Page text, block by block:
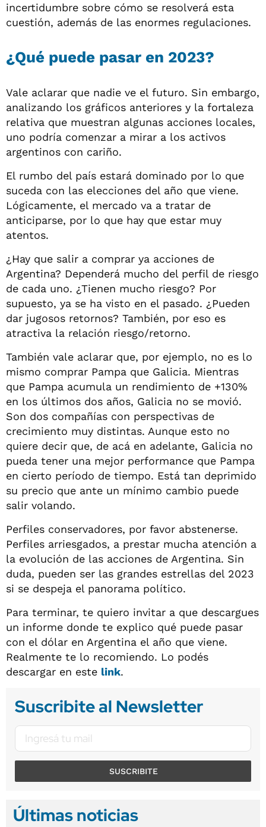
incertidumbre sobre cómo se resolverá esta
cuestión, además de las enormes regulaciones.
¿Qué puede pasar en 2023?
Vale aclarar que nadie ve el futuro. Sin embargo,
analizando los gráficos anteriores y la fortaleza
relativa que muestran algunas acciones locales,
uno podría comenzar a mirar a los activos
argentinos con cariño.
El rumbo del país estará dominado por lo que
suceda con las elecciones del año que viene.
Lógicamente, el mercado va a tratar de
anticiparse, por lo que hay que estar muy
atentos.
¿Hay que salir a comprar ya acciones de
Argentina? Dependerá mucho del perfil de riesgo
de cada uno. ¿Tienen mucho riesgo? Por
supuesto, ya se ha visto en el pasado. ¿Pueden
dar jugosos retornos? También, por eso es
atractiva la relación riesgo/retorno.
También vale aclarar que, por ejemplo, no es lo
mismo comprar Pampa que Galicia. Mientras
que Pampa acumula un rendimiento de +130%
en los últimos dos años, Galicia no se movió.
Son dos compañías con perspectivas de
crecimiento muy distintas. Aunque esto no
quiere decir que, de acá en adelante, Galicia no
pueda tener una mejor performance que Pampa
en cierto período de tiempo. Está tan deprimido
su precio que ante un mínimo cambio puede
salir volando.
Perfiles conservadores, por favor abstenerse.
Perfiles arriesgados, a prestar mucha atención a
la evolución de las acciones de Argentina. Sin
duda, pueden ser las grandes estrellas del 2023
si se despeja el panorama político.
Para terminar, te quiero invitar a que descargues
un informe donde te explico qué puede pasar
con el dólar en Argentina el año que viene.
Realmente te lo recomiendo. Lo podés
descargar en este link.
Suscribite al Newsletter
SUSCRIBITE
Últimas noticias